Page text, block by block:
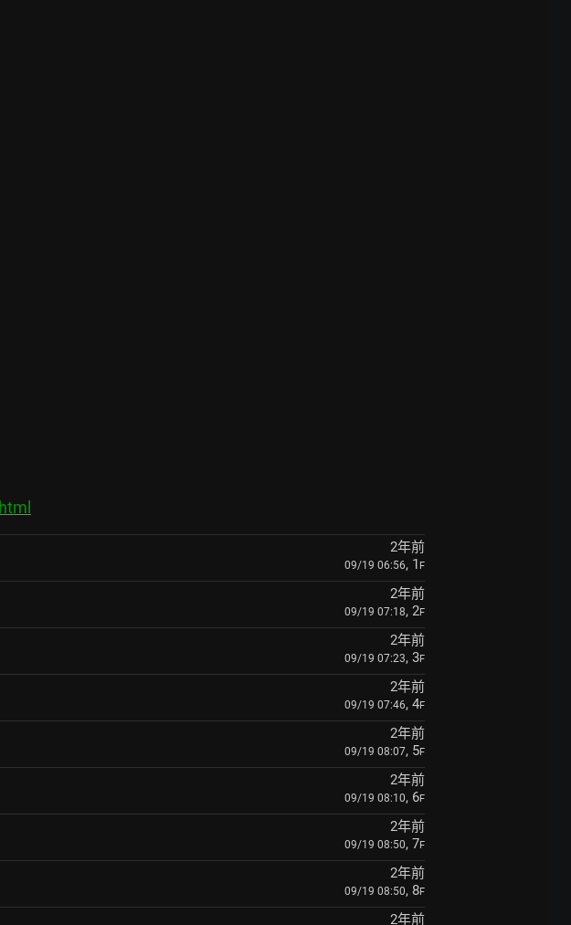
2年前
09/19 06:56, 1 F
2年前
09/19 07:18, 2F
2年前
09/19 07:23, 3F
2年前
09/19 07:46, 4F
2年前
09/19 08:07, 5F
2年前
09/19 08:10, 6F
2年前
09/19 08:50, 7F
2年前
09/19 08:50, 8F
2年前